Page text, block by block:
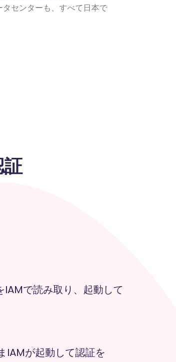
タセンターも、すべて日本で
IAMで読み取り、起動して
IAMが起動して認証を